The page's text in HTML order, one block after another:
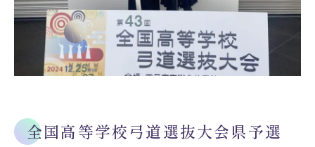
全国高等学校弓道選抜大会県予選